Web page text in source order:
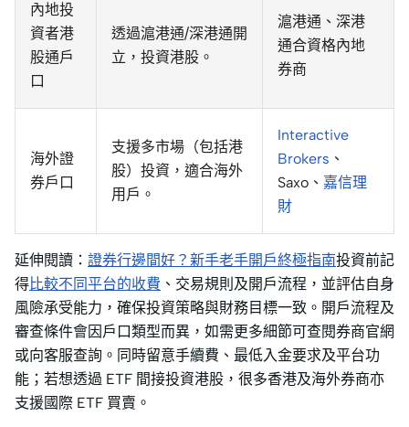
內地投
資者港
股通戶
口
透過滬港通/深港通開
立，投資港股。
滬港通、深港
通合資格內地
券商
海外證
券戶口
支援多市場（包括港
股）投資，適合海外
用戶。
Interactive
Brokers 、
Saxo、 嘉信理
財
延伸閱讀： 證券行邊間好？新手老手開戶終極指南投資前記
得比較不同平台的收費 、交易規則及開戶流程，並評估自身
風險承受能力，確保投資策略與財務目標一致。開戶流程及
審查條件會因戶口類型而異，如需更多細節可查閱券商官網
或向客服查詢。同時留意手續費、最低入金要求及平台功
能；若想透過 ETF 間接投資港股，很多香港及海外券商亦
支援國際 ETF 買賣。